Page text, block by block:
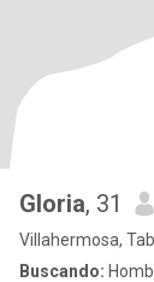
Gloria, 31
Villahermosa,
Buscando: